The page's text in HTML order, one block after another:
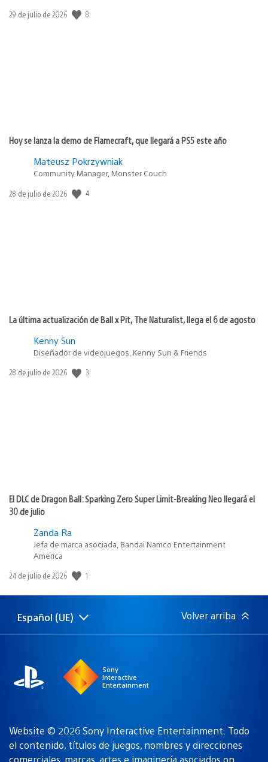
Fecha
29 de julio de 2026 8
Hoy se lanza la demo de Flamecraft, que llegará a PS5 este año
Mateusz Pokrzywniak
Community Manager, Monster Couch
Fecha
28 de julio de 2026 4
La última actualización de Ball x Pit, The Naturalist, llega el 6 de agosto
Kenny Sun
Diseñador de videojuegos, Kenny Sun & Friends
Fecha
28 de julio de 2026 3
El DLC de Dragon Ball: Sparking Zero Super Limit-Breaking Neo llegará el
30 de julio
Zanda Ra
Jefa de marca asociada, Bandai Namco Entertainment
America
Fecha
publicación:
24 de julio de 2026 1
Selecciona
una
Región
actual:
Español (UE) Volver arriba
Sony
Interactive
Entertainment
Website © 2026 Sony Interactive Entertainment. Todo
el contenido, títulos de juegos, nombres y direcciones
comerciales, marcas, artes e imaginería asociados on